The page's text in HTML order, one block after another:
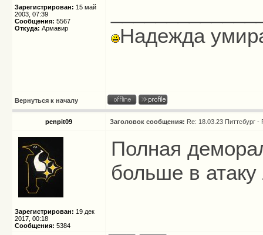
Зарегистрирован: 15 май
2003, 07:39
Сообщения: 5567
Откуда: Армавир
Надежда
Вернуться к началу
penpit09 Заголовок сообщения: Re: 18.03.23 Питтсбург -
Зарегистрирован: 19 дек
2017, 00:18
Сообщения: 5384
Полная
больше в